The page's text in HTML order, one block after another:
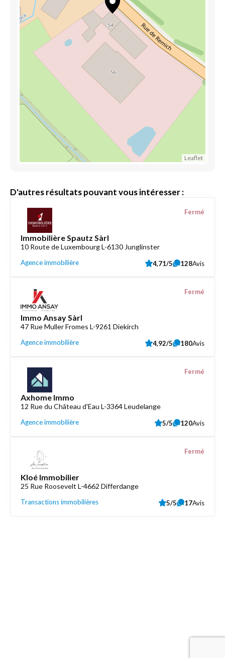
Leaflet
D'autres résultats pouvant vous intéresser :
Immobilière Spautz Sàrl
10 Route de Luxembourg L-6130 Junglinster
Agence immobilière
Fermé
4,71/5 128Avis
Immo Ansay Sàrl
47 Rue Muller Fromes L-9261 Diekirch
Agence immobilière
Fermé
4,92/5 180Avis
Axhome Immo
12 Rue du Château d'Eau L-3364 Leudelange
Agence immobilière
Fermé
5/5 120Avis
Kloé Immobilier
25 Rue Roosevelt L-4662 Differdange
Transactions immobilières
Fermé
5/5 17Avis